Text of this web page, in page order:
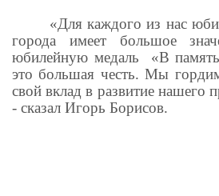
«Для каждого из нас
города имеет большое
юбилейную медаль «В
это большая честь. Мы
свой вклад в развитие нашего
- сказал Игорь Борисов.